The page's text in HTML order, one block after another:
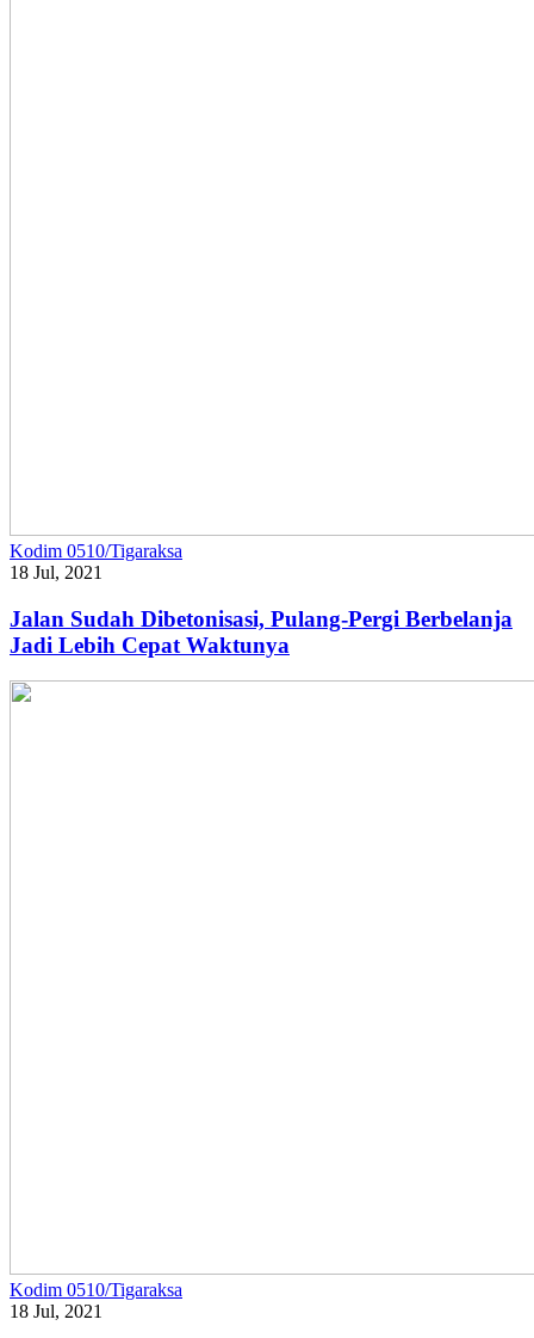
Kodim 0510/Tigaraksa
18 Jul, 2021
Jalan Sudah Dibetonisasi, Pulang-Pergi Berbelanja
Jadi Lebih Cepat Waktunya
Kodim 0510/Tigaraksa
18 Jul, 2021